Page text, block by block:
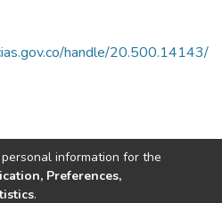
handle/20.500.14143/
information for the
Preferences,
.